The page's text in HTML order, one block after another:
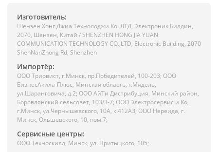
Изготовитель:
Шензен Хонг Джиа Технолоджи Ко. ЛТД, Электроник Билдин,
2070, Шензен, Китай / SHENZHEN HONG JIA YUAN
COMMUNICATION TECHNOLOGY CO.,LTD, Electronic Building, 2070
ShenNanZhong Rd, Shenzhen
Импортёр:
ООО Триовист, г.Минск, пр.Победителей, 100-203; ООО
БизнесАкила-Плюс, Минская область, г.Мядель,
ул.Шаранговича, д.2; ООО АйТи Дистрибуция, Минский район,
Боровлянский сельсовет, 103/3-7; ООО Электросервис и Ко,
г.Минск, ул.Чернышевского, 10А, к.412АЗ; ООО Нереида, г.
Минск, Ольшевского, 10, пом.7;
Сервисные центры:
ООО Техноскилл, Минск, ул. Притыцкого, 105;